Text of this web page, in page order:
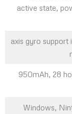
active state,
6-axis gyro
950mAh, 28
Windows,